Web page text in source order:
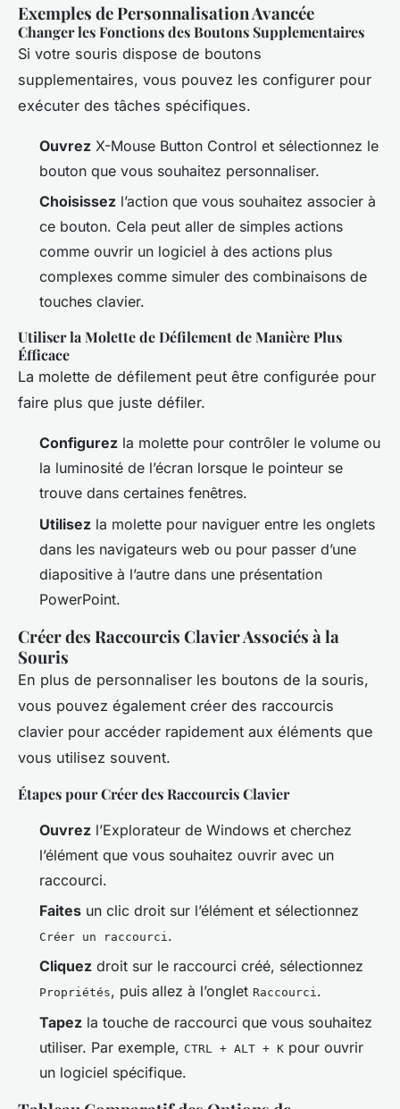
Exemples de Personnalisation Avancée
Changer les Fonctions des Boutons Supplementaires
Si votre souris dispose de boutons
supplementaires, vous pouvez les configurer pour
exécuter des tâches spécifiques.
Ouvrez X-Mouse Button Control et sélectionnez le
bouton que vous souhaitez personnaliser.
Choisissez l’action que vous souhaitez associer à
ce bouton. Cela peut aller de simples actions
comme ouvrir un logiciel à des actions plus
complexes comme simuler des combinaisons de
touches clavier.
Utiliser la Molette de Défilement de Manière Plus
Éfficace
La molette de défilement peut être configurée pour
faire plus que juste défiler.
Configurez la molette pour contrôler le volume ou
la luminosité de l’écran lorsque le pointeur se
trouve dans certaines fenêtres.
Utilisez la molette pour naviguer entre les onglets
dans les navigateurs web ou pour passer d’une
diapositive à l’autre dans une présentation
PowerPoint.
Créer des Raccourcis Clavier Associés à la
Souris
En plus de personnaliser les boutons de la souris,
vous pouvez également créer des raccourcis
clavier pour accéder rapidement aux éléments que
vous utilisez souvent.
Étapes pour Créer des Raccourcis Clavier
Ouvrez l’Explorateur de Windows et cherchez
l’élément que vous souhaitez ouvrir avec un
raccourci.
Faites un clic droit sur l’élément et sélectionnez
Créer un raccourci.
Cliquez droit sur le raccourci créé, sélectionnez
Propriétés, puis allez à l’onglet Raccourci.
Tapez la touche de raccourci que vous souhaitez
utiliser. Par exemple, CTRL + ALT + K pour ouvrir
un logiciel spécifique.